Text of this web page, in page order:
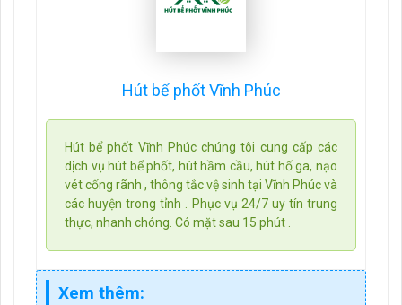
Hút bể phốt Vĩnh Phúc
Hút bể phốt Vĩnh Phúc chúng tôi cung cấp các
dịch vụ hút bể phốt, hút hầm cầu, hút hố ga, nạo
vét cống rãnh , thông tắc vệ sinh tại Vĩnh Phúc và
các huyện trong tỉnh . Phục vụ 24/7 uy tín trung
thực, nhanh chóng. Có mặt sau 15 phút .
Xem thêm: